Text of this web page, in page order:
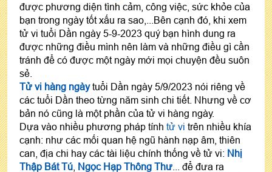
được phương diện tình cảm, công việc, sức khỏe của
bạn trong ngày tốt xấu ra sao,...Bên cạnh đó, khi xem
tử vi tuổi Dần ngày 5-9-2023 quý bạn hình dung ra
được những điều mình nên làm và những điều gì cần
tránh để có được một ngày mới mọi chuyện đều suôn
sẻ.
Tử vi hàng ngàytuổi Dần ngày 5/9/2023 nói riêng về
các tuổi Dần theo từng năm sinh chi tiết. Nhưng về cơ
bản nó cũng là một phần của tử vi hàng ngày.
Dựa vào nhiều phương pháp tính tử vi trên nhiều khía
cạnh: như các mối quan hệ ngũ hành nạp âm, thiên
can, địa chi hay các tài liệu chính thống về tử vi: Nhị
Thập Bát Tú Ngọc Hạp Thông Thư ... để đưa ra